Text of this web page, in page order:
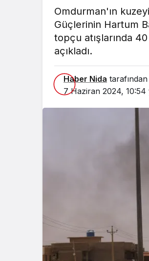
Omdurman'ın
Güçlerinin Hartum
topçu atışlarında
açıkladı.
Haber Nida tarafından
7 Haziran 2024, 10:54